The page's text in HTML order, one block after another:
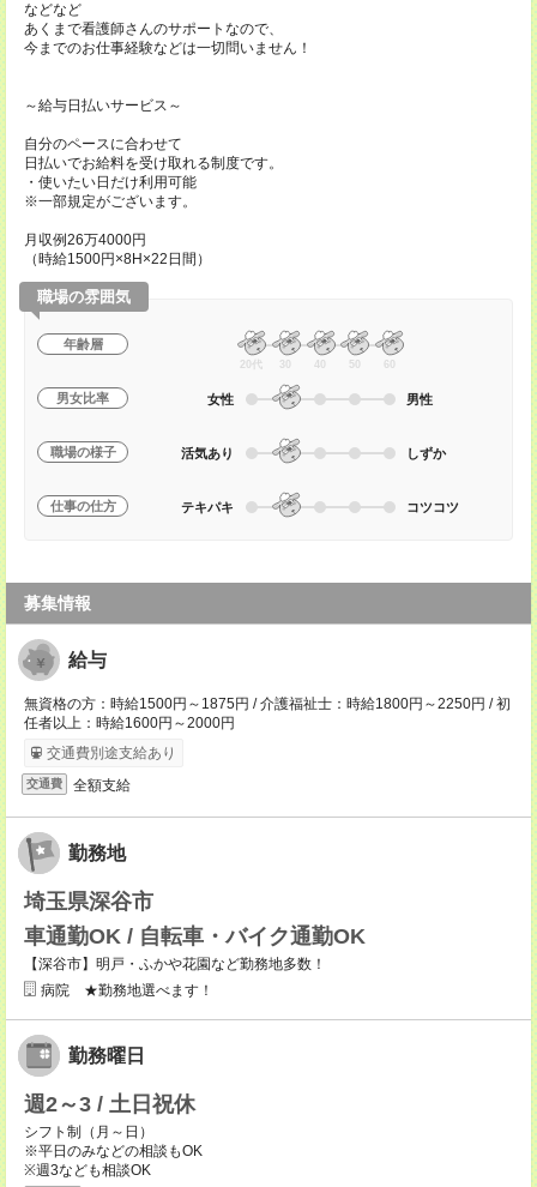
などなど
あくまで看護師さんのサポートなので、
今までのお仕事経験などは一切問いません！
～給与日払いサービス～
自分のペースに合わせて
日払いでお給料を受け取れる制度です。
・使いたい日だけ利用可能
※一部規定がございます。
月収例26万4000円
（時給1500円×8H×22日間）
職場の雰囲気
年齢層
20代 30 40 50 60
男女比率 女性 男性
職場の様子 活気あり しずか
仕事の仕方 テキパキ コツコツ
募集情報
給与
無資格の方：時給1500円～1875円 / 介護福祉士：時給1800円～2250円 / 初
任者以上：時給1600円～2000円
交通費別途支給あり
交通費 全額支給
勤務地
埼玉県深谷市
車通勤OK / 自転車・バイク通勤OK
【深谷市】明戸・ふかや花園など勤務地多数！
病院 ★勤務地選べます！
勤務曜日
週2～3 / 土日祝休
シフト制（月～日）
※平日のみなどの相談もOK
※週3なども相談OK